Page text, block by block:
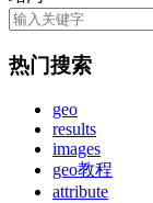
热门搜索
geo
results
images
geo教程
attribute